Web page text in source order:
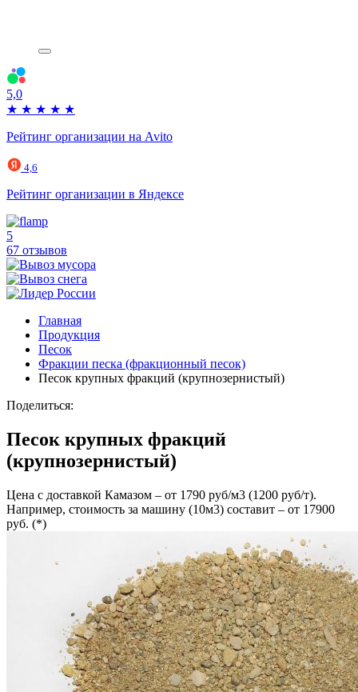
5,0
★ ★ ★ ★ ★
Рейтинг организации на Avito
4,6
Рейтинг организации в Яндексе
5
67 отзывов
Главная
Продукция
Песок
Фракции песка (фракционный песок)
Песок крупных фракций (крупнозернистый)
Поделиться:
Песок крупных фракций
(крупнозернистый)
Цена с доставкой Камазом – от 1790 руб/м3 (1200 руб/т).
Например, стоимость за машину (10м3) составит – от 17900
руб. (*)